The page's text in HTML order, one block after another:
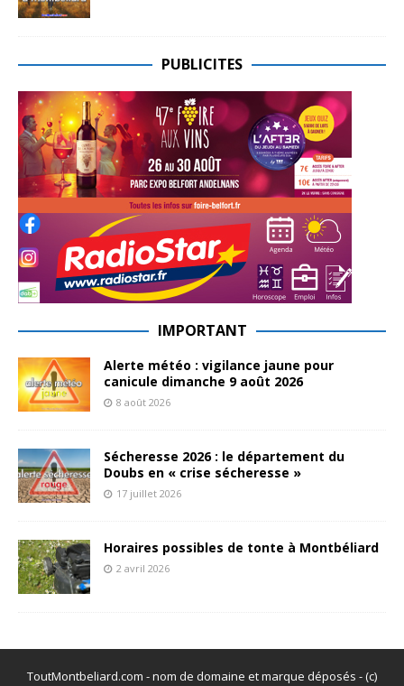
PUBLICITES
IMPORTANT
Alerte météo : vigilance jaune pour
canicule dimanche 9 août 2026
8 août 2026
Sécheresse 2026 : le département du
Doubs en « crise sécheresse »
17 juillet 2026
Horaires possibles de tonte à Montbéliard
2 avril 2026
ToutMontbeliard.com - nom de domaine et marque déposés - (c)